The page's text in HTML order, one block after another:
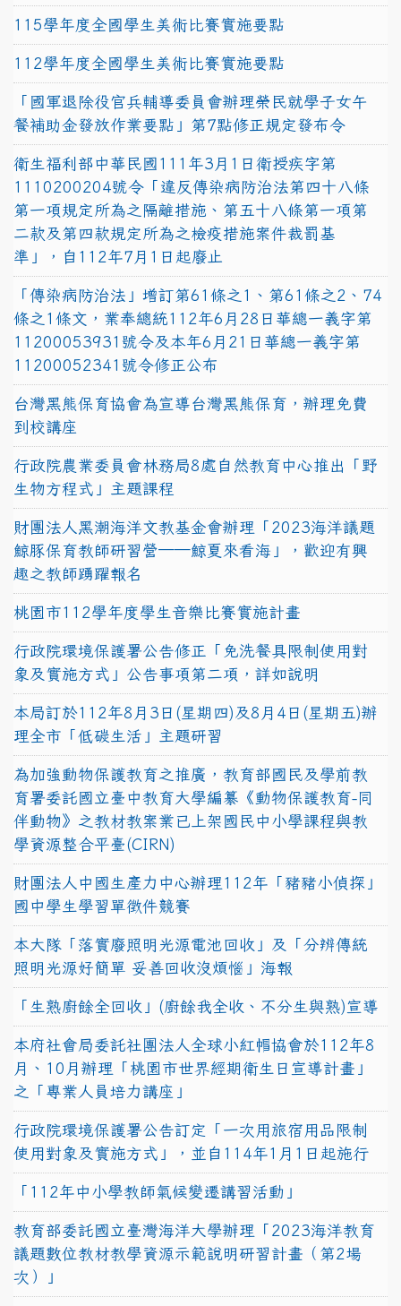
115學年度全國學生美術比賽實施要點
112學年度全國學生美術比賽實施要點
「國軍退除役官兵輔導委員會辦理榮民就學子女午
餐補助金發放作業要點」第7點修正規定發布令
衛生福利部中華民國111年3月1日衛授疾字第
1110200204號令「違反傳染病防治法第四十八條
第一項規定所為之隔離措施、第五十八條第一項第
二款及第四款規定所為之檢疫措施案件裁罰基
準」，自112年7月1日起廢止
「傳染病防治法」增訂第61條之1、第61條之2、74
條之1條文，業奉總統112年6月28日華總一義字第
11200053931號令及本年6月21日華總一義字第
11200052341號令修正公布
台灣黑熊保育協會為宣導台灣黑熊保育，辦理免費
到校講座
行政院農業委員會林務局8處自然教育中心推出「野
生物方程式」主題課程
財團法人黑潮海洋文教基金會辦理「2023海洋議題
鯨豚保育教師研習營──鯨夏來看海」，歡迎有興
趣之教師踴躍報名
桃園市112學年度學生音樂比賽實施計畫
行政院環境保護署公告修正「免洗餐具限制使用對
象及實施方式」公告事項第二項，詳如說明
本局訂於112年8月3日(星期四)及8月4日(星期五)辦
理全市「低碳生活」主題研習
為加強動物保護教育之推廣，教育部國民及學前教
育署委託國立臺中教育大學編纂《動物保護教育-同
伴動物》之教材教案業已上架國民中小學課程與教
學資源整合平臺(CIRN)
財團法人中國生產力中心辦理112年「豬豬小偵探」
國中學生學習單徵件競賽
本大隊「落實廢照明光源電池回收」及「分辨傳統
照明光源好簡單 妥善回收沒煩惱」海報
「生熟廚餘全回收」(廚餘我全收、不分生與熟)宣導
本府社會局委託社團法人全球小紅帽協會於112年8
月、10月辦理「桃園市世界經期衛生日宣導計畫」
之「專業人員培力講座」
行政院環境保護署公告訂定「一次用旅宿用品限制
使用對象及實施方式」，並自114年1月1日起施行
「112年中小學教師氣候變遷講習活動」
教育部委託國立臺灣海洋大學辦理「2023海洋教育
議題數位教材教學資源示範說明研習計畫（第2場
次）」